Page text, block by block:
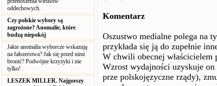
oddechowych.
Czy polskie wybory są
zagrożone? Anomalie, które
budzą niepokój
Jakie anomalia wyborcze wskazują
na fałszerstwa? Jak się przed nimi
bronić? Podwójne krzyżyki i nie
tylko!
LESZEK MILLER. Najgorszy
Komentarz
Oszustwo medialne polega na
przykłada się ją do zupełnie
W chwili obecnej właścicielem
Wzrost wydajności uzyskuje
prze polskojęzyczne rządy),